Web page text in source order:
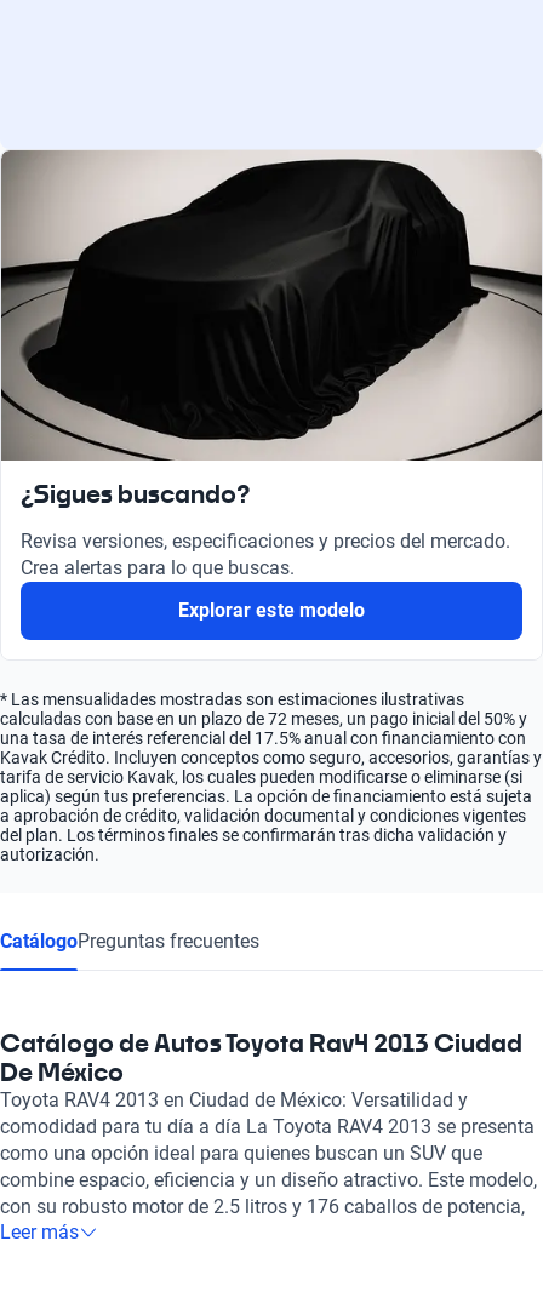
¿Sigues buscando?
Revisa versiones, especificaciones y precios del mercado.
Crea alertas para lo que buscas.
Explorar este modelo
* Las mensualidades mostradas son estimaciones ilustrativas
calculadas con base en un plazo de 72 meses, un pago inicial del 50% y
una tasa de interés referencial del 17.5% anual con financiamiento con
Kavak Crédito. Incluyen conceptos como seguro, accesorios, garantías y
tarifa de servicio Kavak, los cuales pueden modificarse o eliminarse (si
aplica) según tus preferencias. La opción de financiamiento está sujeta
a aprobación de crédito, validación documental y condiciones vigentes
del plan. Los términos finales se confirmarán tras dicha validación y
autorización.
CatálogoPreguntas frecuentes
Catálogo de Autos Toyota Rav4 2013 Ciudad
De México
Toyota RAV4 2013 en Ciudad de México: Versatilidad y
comodidad para tu día a día La Toyota RAV4 2013 se presenta
como una opción ideal para quienes buscan un SUV que
combine espacio, eficiencia y un diseño atractivo. Este modelo,
con su robusto motor de 2.5 litros y 176 caballos de potencia,
proporciona un rendimiento ágil tanto en ciudad como en
Leer más